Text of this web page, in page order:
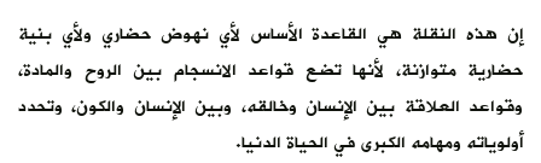
إن هذه النقلة هي القاعدة الأساس لأي نهوض حضاري ولأي بنية
حضارية متوازنة، لأنها تضع قواعد الانسجام بين الروح والمادة،
وقواعد العلاقة بين الإنسان وخالقه، وبين الإنسان والكون، وتحدد
أولوياته ومهامه الكبرى في الحياة الدنيا.